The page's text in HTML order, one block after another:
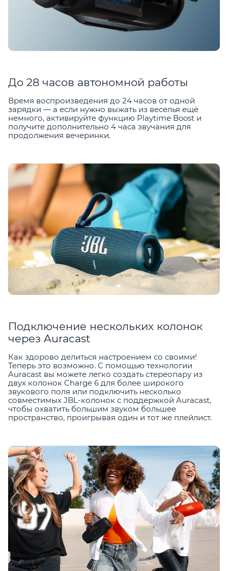
До 28 часов автономной работы
Время воспроизведения до 24 часов от одной
зарядки — а если нужно выжать из веселья ещё
немного, активируйте функцию Playtime Boost и
получите дополнительно 4 часа звучания для
продолжения вечеринки.
Подключение нескольких колонок
через Auracast
Как здорово делиться настроением со своими!
Теперь это возможно. С помощью технологии
Auracast вы можете легко создать стереопару из
двух колонок Charge 6 для более широкого
звукового поля или подключить несколько
совместимых JBL-колонок с поддержкой Auracast,
чтобы охватить большим звуком большее
пространство, проигрывая один и тот же плейлист.